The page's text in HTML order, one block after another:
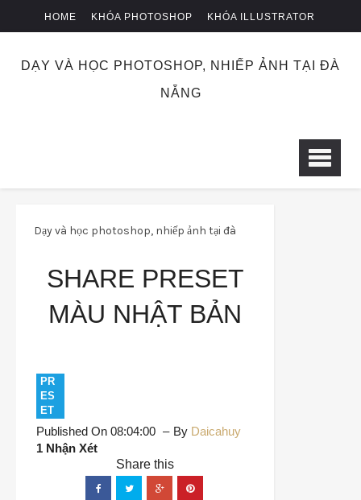
HOME KHÓA PHOTOSHOP KHÓA ILLUSTRATOR
DẠY VÀ HỌC PHOTOSHOP, NHIẾP ẢNH TẠI ĐÀ
NẴNG
Dạy và học photoshop, nhiếp ảnh tại đà
preset Share preset màu nhật
SHARE PRESET
MÀU NHẬT BẢN
PR
ES
ET
Published On 08:04:00 By Daicahuy
1 Nhận Xét